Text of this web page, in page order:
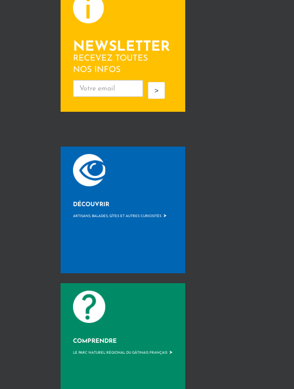
NEWSLETTER
RECEVEZ TOUTES
NOS INFOS
>
DÉCOUVRIR
ARTISANS, BALADES, GÎTES ET AUTRES CURIOSITÉS >
COMPRENDRE
LE PARC NATUREL RÉGIONAL DU GÂTINAIS FRANÇAIS >